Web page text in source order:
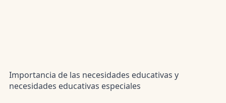
Importancia de las necesidades educativas y
necesidades educativas especiales